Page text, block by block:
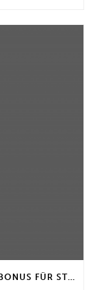
DEFI INVESTIEREN | INTERNET CASINO BONUS FÜR STAMMKUNDEN